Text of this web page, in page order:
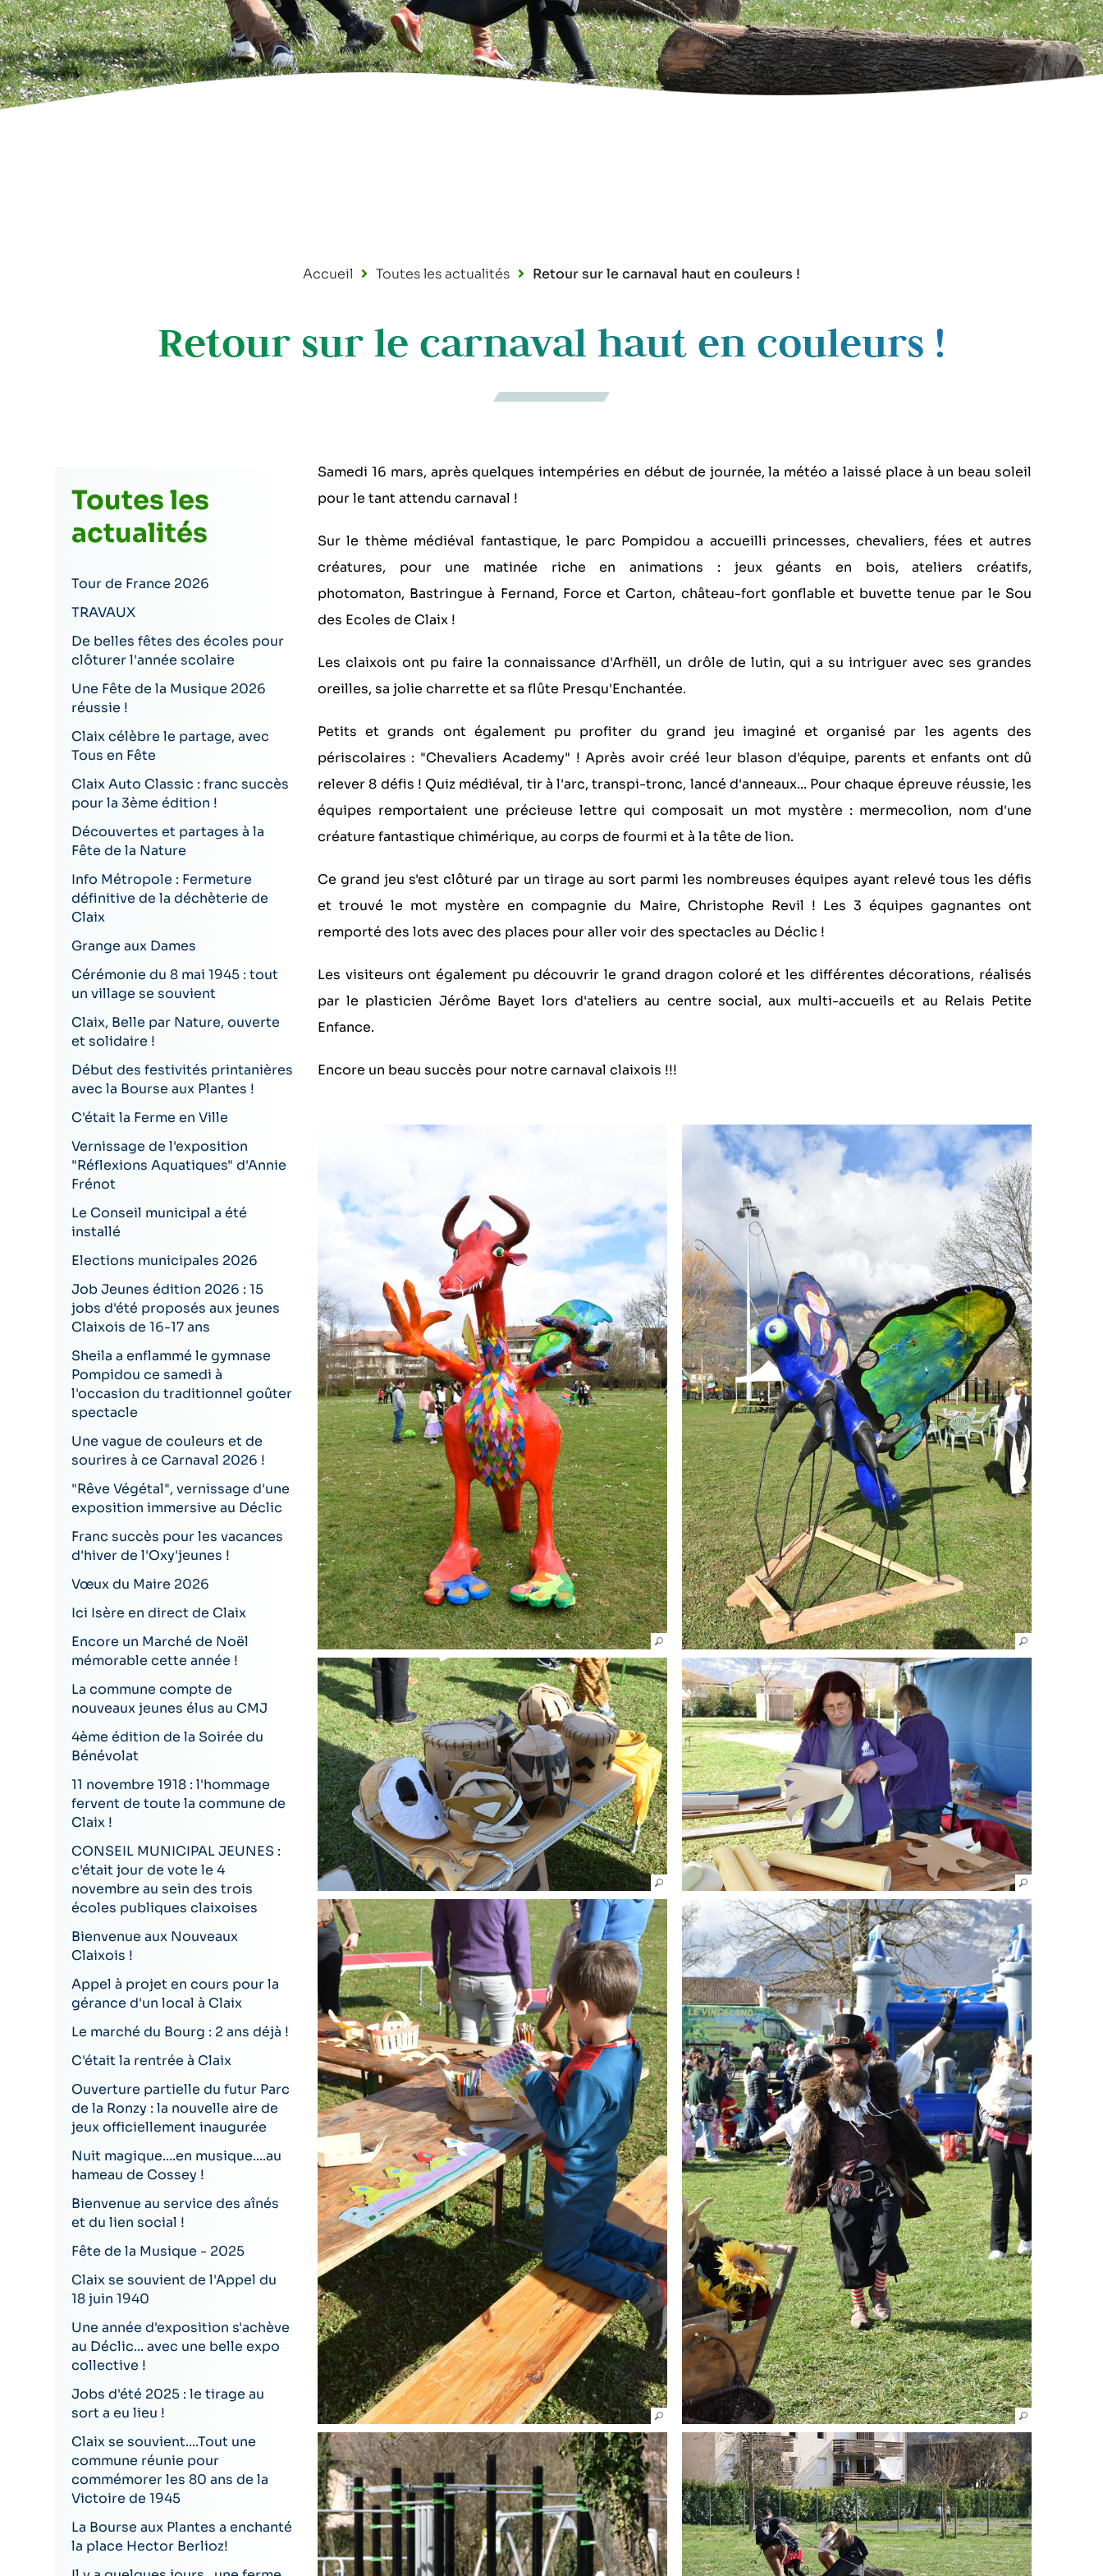
Accueil Toutes les actualités Retour sur le carnaval haut en couleurs !
Retour sur le carnaval haut en couleurs !
Toutes les
actualités
Tour de France 2026
TRAVAUX
De belles fêtes des écoles pour
clôturer l'année scolaire
Une Fête de la Musique 2026
réussie !
Claix célèbre le partage, avec
Tous en Fête
Claix Auto Classic : franc succès
pour la 3ème édition !
Découvertes et partages à la
Fête de la Nature
Info Métropole : Fermeture
définitive de la déchèterie de
Claix
Grange aux Dames
Cérémonie du 8 mai 1945 : tout
un village se souvient
Claix, Belle par Nature, ouverte
et solidaire !
Début des festivités printanières
avec la Bourse aux Plantes !
C'était la Ferme en Ville
Vernissage de l'exposition
"Réflexions Aquatiques" d'Annie
Frénot
Le Conseil municipal a été
installé
Elections municipales 2026
Job Jeunes édition 2026 : 15
jobs d'été proposés aux jeunes
Claixois de 16-17 ans
Sheila a enflammé le gymnase
Pompidou ce samedi à
l'occasion du traditionnel goûter
spectacle
Une vague de couleurs et de
sourires à ce Carnaval 2026 !
"Rêve Végétal", vernissage d'une
exposition immersive au Déclic
Franc succès pour les vacances
d'hiver de l'Oxy'jeunes !
Vœux du Maire 2026
Ici Isère en direct de Claix
Encore un Marché de Noël
mémorable cette année !
La commune compte de
nouveaux jeunes élus au CMJ
4ème édition de la Soirée du
Bénévolat
11 novembre 1918 : l'hommage
fervent de toute la commune de
Claix !
CONSEIL MUNICIPAL JEUNES :
c'était jour de vote le 4
novembre au sein des trois
écoles publiques claixoises
Bienvenue aux Nouveaux
Claixois !
Appel à projet en cours pour la
gérance d'un local à Claix
Le marché du Bourg : 2 ans déjà !
C'était la rentrée à Claix
Ouverture partielle du futur Parc
de la Ronzy : la nouvelle aire de
jeux officiellement inaugurée
Nuit magique....en musique....au
hameau de Cossey !
Bienvenue au service des aînés
et du lien social !
Fête de la Musique - 2025
Claix se souvient de l'Appel du
18 juin 1940
Une année d'exposition s'achève
au Déclic... avec une belle expo
collective !
Jobs d'été 2025 : le tirage au
sort a eu lieu !
Claix se souvient....Tout une
commune réunie pour
commémorer les 80 ans de la
Victoire de 1945
La Bourse aux Plantes a enchanté
la place Hector Berlioz!
Samedi 16 mars, après quelques intempéries en début de journée, la météo a laissé place à un beau soleil
pour le tant attendu carnaval !
Sur le thème médiéval fantastique, le parc Pompidou a accueilli princesses, chevaliers, fées et autres
créatures, pour une matinée riche en animations : jeux géants en bois, ateliers créatifs,
photomaton, Bastringue à Fernand, Force et Carton, château-fort gonflable et buvette tenue par le Sou
des Ecoles de Claix !
Les claixois ont pu faire la connaissance d'Arfhëll, un drôle de lutin, qui a su intriguer avec ses grandes
oreilles, sa jolie charrette et sa flûte Presqu'Enchantée.
Petits et grands ont également pu profiter du grand jeu imaginé et organisé par les agents des
périscolaires : "Chevaliers Academy" ! Après avoir créé leur blason d'équipe, parents et enfants ont dû
relever 8 défis ! Quiz médiéval, tir à l'arc, transpi-tronc, lancé d'anneaux... Pour chaque épreuve réussie, les
équipes remportaient une précieuse lettre qui composait un mot mystère : mermecolion, nom d'une
créature fantastique chimérique, au corps de fourmiet à la tête de lion.
Ce grand jeu s'est clôturé par un tirage au sort parmi les nombreuses équipes ayant relevé tous les défis
et trouvé le mot mystère en compagnie du Maire, Christophe Revil ! Les 3 équipes gagnantes ont
remporté des lots avec des places pour aller voir des spectacles au Déclic !
Les visiteurs ont également pu découvrir le grand dragon coloré et les différentes décorations, réalisés
par le plasticien Jérôme Bayet lors d'ateliers au centre social, aux multi-accueils et au Relais Petite
Enfance.
Encore un beau succès pour notre carnaval claixois !!!